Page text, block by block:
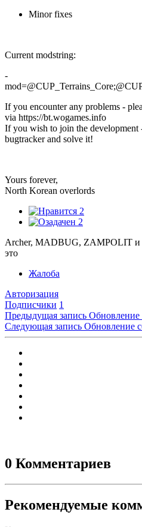
Minor fixes
Current modstring:
-
If you encounter any problems -
via https://bt.wogames.info
If you wish to join the development
bugtracker and solve it!
Yours forever,
North Korean overlords
2
2
Archer, MADBUG, ZAMPOLIT и
это
Жалоба
Авторизация
Подписчики 1
Предыдущая запись Обновление
Следующая запись Обновление
0 Комментариев
Рекомендуемые